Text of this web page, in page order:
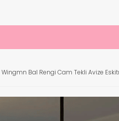
Wingmn Bal Rengi Cam Tekli Avize